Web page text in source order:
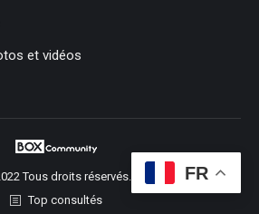
et vidéos
Tous droits réservés.
Top consultés
FR